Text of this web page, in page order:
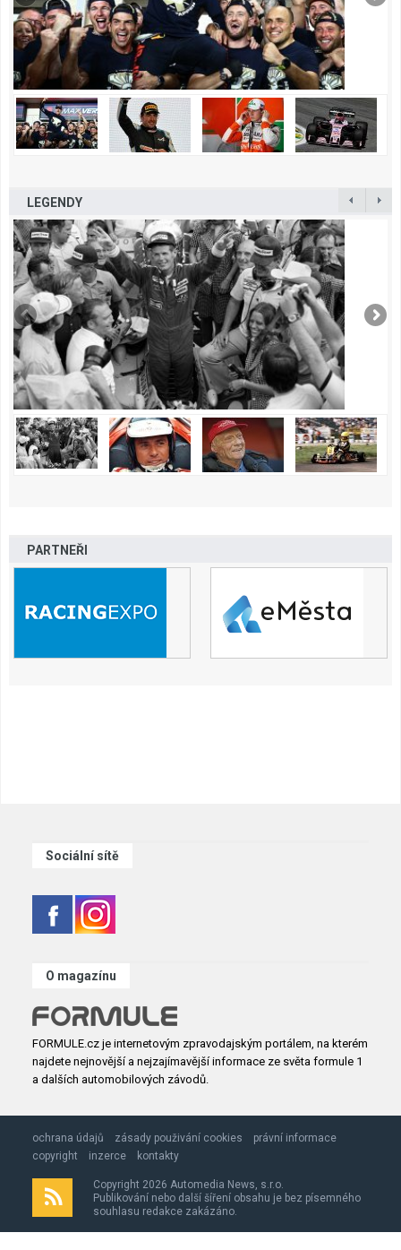
LEGENDY
PARTNEŘI
Sociální sítě
O magazínu
FORMULE.cz je internetovým zpravodajským portálem, na kterém
najdete nejnovější a nejzajímavější informace ze světa formule 1
a dalších automobilových závodů.
ochrana údajů zásady použivání cookies
právní informace
copyright
inzerce kontakty
Copyright 2026 Automedia News, s.r.o.
Publikování nebo další šíření obsahu je bez písemného
souhlasu redakce zakázáno.